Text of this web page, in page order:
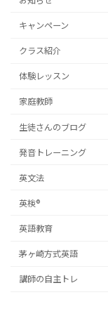
キャンペーン
クラス紹介
体験レッスン
家庭教師
生徒さんのブログ
発音トレーニング
英文法
英検®
英語教育
茅ヶ崎方式英語
講師の自主トレ